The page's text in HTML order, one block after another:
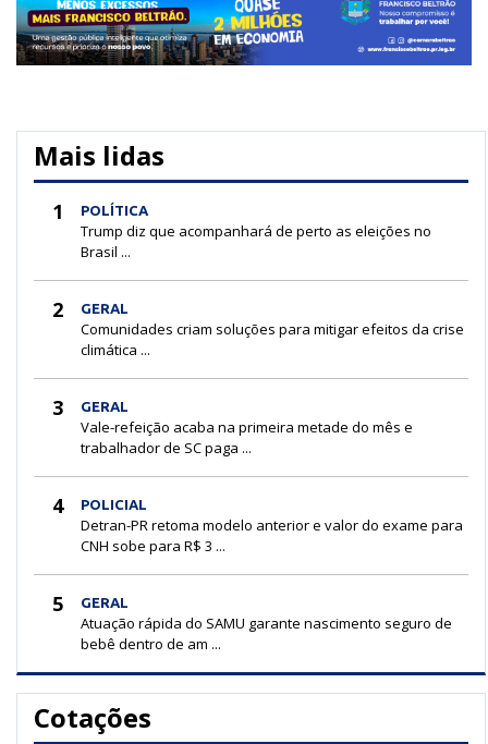
Mais lidas
1 POLÍTICA
Trump diz que acompanhará de perto as eleições no
Brasil ...
2 GERAL
Comunidades criam soluções para mitigar efeitos da crise
climática ...
3 GERAL
Vale-refeição acaba na primeira metade do mês e
trabalhador de SC paga ...
4 POLICIAL
Detran-PR retoma modelo anterior e valor do exame para
CNH sobe para R$ 3 ...
5 GERAL
Atuação rápida do SAMU garante nascimento seguro de
bebê dentro de am ...
Cotações